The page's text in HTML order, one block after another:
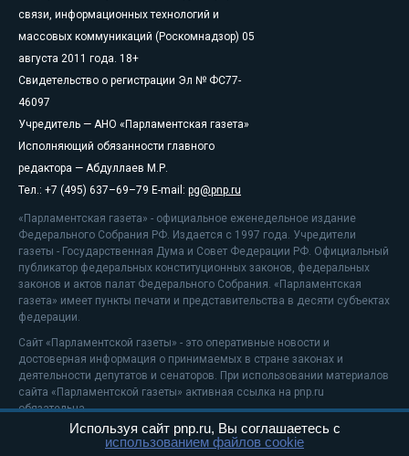
связи, информационных технологий и
массовых коммуникаций (Роскомнадзор) 05
августа 2011 года. 18+
Свидетельство о регистрации Эл № ФС77-
46097
Учредитель — АНО «Парламентская газета»
Исполняющий обязанности главного
редактора — Абдуллаев М.Р.
Тел.: +7 (495) 637–69–79 E-mail: pg@pnp.ru
«Парламентская газета» - официальное еженедельное издание
Федерального Собрания РФ. Издается с 1997 года. Учредители
газеты - Государственная Дума и Совет Федерации РФ. Официальный
публикатор федеральных конституционных законов, федеральных
законов и актов палат Федерального Собрания. «Парламентская
газета» имеет пункты печати и представительства в десяти субъектах
федерации.
Сайт «Парламентской газеты» - это оперативные новости и
достоверная информация о принимаемых в стране законах и
деятельности депутатов и сенаторов. При использовании материалов
сайта «Парламентской газеты» активная ссылка на pnp.ru
обязательна.
На информационном ресурсе применяютсярекомендательные
Используя сайт pnp.ru, Вы соглашаетесь с
использованием файлов cookie